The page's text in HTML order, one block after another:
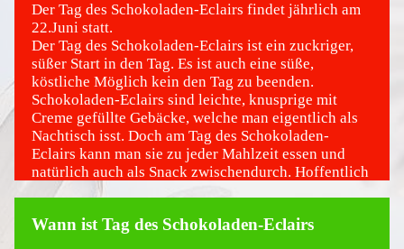
©
Der Tag des Schokoladen-Eclairs findet jährlich am
22.Juni statt.
Der Tag des Schokoladen-Eclairs ist ein zuckriger,
süßer Start in den Tag. Es ist auch eine süße,
köstliche Möglich kein den Tag zu beenden.
Schokoladen-Eclairs sind leichte, knusprige mit
Creme gefüllte Gebäcke, welche man eigentlich als
Nachtisch isst. Doch am Tag des Schokoladen-
Eclairs kann man sie zu jeder Mahlzeit essen und
natürlich auch als Snack zwischendurch. Hoffentlich
Bist du gerade auf keiner Diät..
Wann ist Tag des Schokoladen-Eclairs